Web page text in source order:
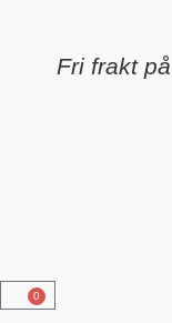
Fri frakt
0